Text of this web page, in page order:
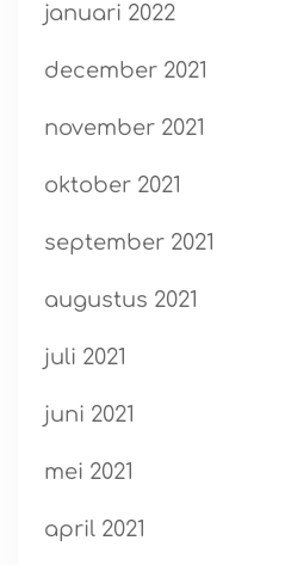
januari 2022
december 2021
november 2021
oktober 2021
september 2021
augustus 2021
juli 2021
juni 2021
mei 2021
april 2021